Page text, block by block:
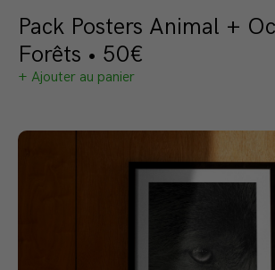
Pack Posters Animal +
Forêts • 50€
+ Ajouter au panier